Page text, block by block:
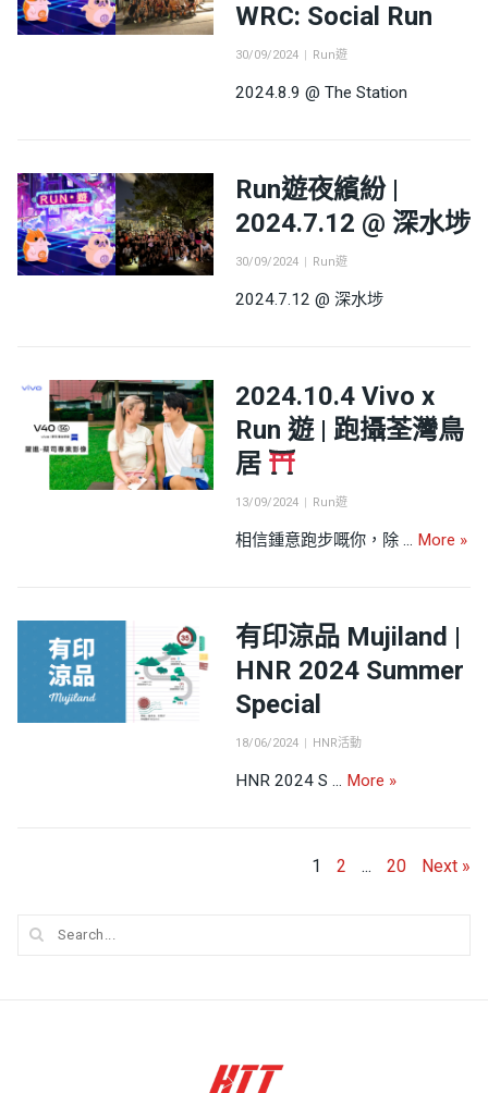
WRC: Social Run
Posted
30/09/2024 Categories
Run遊
2024.8.9 @ The Station
Run遊夜繽紛 |
2024.7.12 @ 深水埗
Posted
30/09/2024 Categories
Run遊
2024.7.12 @ 深水埗
2024.10.4 Vivo x
Run 遊 | 跑攝荃灣鳥
居
Posted
13/09/2024 Categories
Run遊
相信鍾意跑步嘅你，除 … More »
有印涼品 Mujiland |
HNR 2024 Summer
Special
Posted
18/06/2024 Categories
HNR活動
HNR 2024 S … More 有印涼品
»
1 2 ... 20 Next »